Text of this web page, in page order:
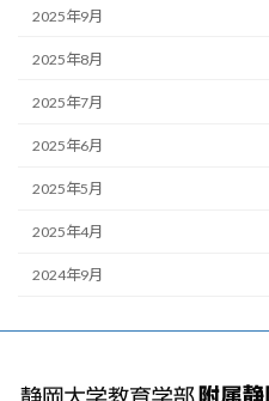
2025年9月
2025年8月
2025年7月
2025年6月
2025年5月
2025年4月
2024年9月